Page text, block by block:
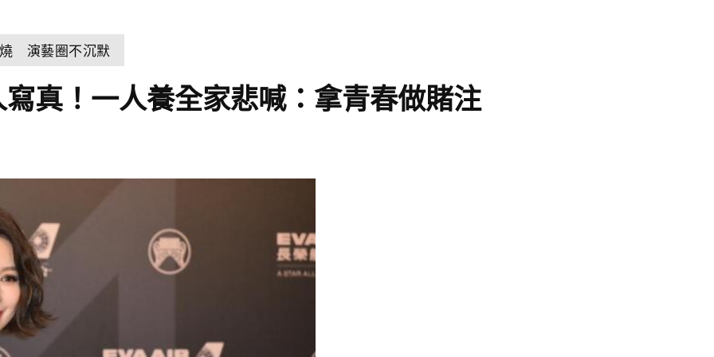
演藝圈不沉默
真！一人養全家悲喊：拿青春做賭注